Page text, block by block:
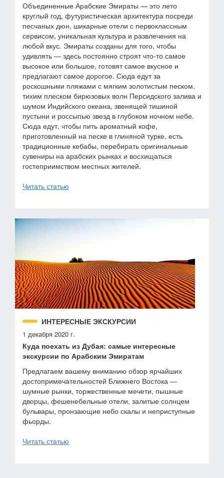
Объединенные Арабские Эмираты — это лето
круглый год, футуристическая архитектура посреди
песчаных дюн, шикарные отели с первоклассным
сервисом, уникальная культура и развлечения на
любой вкус. Эмираты созданы для того, чтобы
удивлять — здесь постоянно строят что-то самое
высокое или большое, готовят самое вкусное и
предлагают самое дорогое. Сюда едут за
роскошными пляжами с мягким золотистым песком,
тихим плеском бирюзовых волн Персидского залива и
шумом Индийского океана, звенящей тишиной
пустыни и россыпью звезд в глубоком ночном небе.
Сюда едут, чтобы пить ароматный кофе,
приготовленный на песке в глиняной турке, есть
традиционные кебабы, перебирать оригинальные
сувениры на арабских рынках и восхищаться
гостеприимством местных жителей.
Читать статью
ИНТЕРЕСНЫЕ ЭКСКУРСИИ
1 декабря 2020 г.
Куда поехать из Дубая: самые интересные
экскурсии по Арабским Эмиратам
Предлагаем вашему вниманию обзор ярчайших
достопримечательностей Ближнего Востока —
шумные рынки, торжественные мечети, пышные
дворцы, фешенебельные отели, залитые солнцем
бульвары, пронзающие небо скалы и неприступные
фьорды.
Читать статью